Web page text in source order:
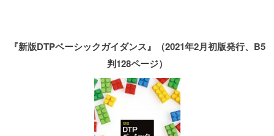
『新版DTPベーシックガイダンス』（2021年2月初版発行、B5
判128ページ）